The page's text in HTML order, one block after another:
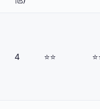
4 ⭐⭐